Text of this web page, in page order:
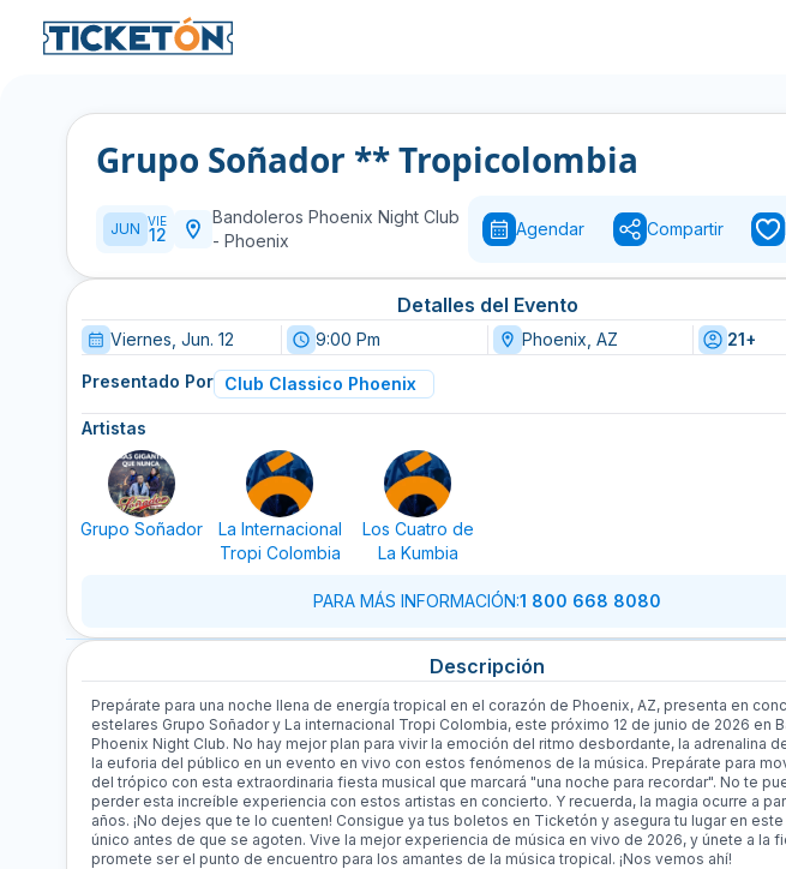
Grupo Soñador ** Tropicolombia
JUN VIE
12
Bandoleros Phoenix Night Club
- Phoenix
Agendar Compartir
Detalles del Evento
Viernes, Jun. 12 9:00 Pm Phoenix, AZ 21+
Presentado Por Club Classico Phoenix
Artistas
Grupo Soñador
La Internacional
Tropi Colombia
Los Cuatro de
La Kumbia
PARA MÁS INFORMACIÓN:1 800 668 8080
Descripción
Prepárate para una noche llena de energía tropical en el corazón de Phoenix, AZ, presenta en
estelares Grupo Soñador y La internacional Tropi Colombia, este próximo 12 de junio de 2026 en
Phoenix Night Club. No hay mejor plan para vivir la emoción del ritmo desbordante, la adrenalina
la euforia del público en un evento en vivo con estos fenómenos de la música. Prepárate para
del trópico con esta extraordinaria fiesta musical que marcará "una noche para recordar". No te
perder esta increíble experiencia con estos artistas en concierto. Y recuerda, la magia ocurre a
años. ¡No dejes que te lo cuenten! Consigue ya tus boletos en Ticketón y asegura tu lugar en
único antes de que se agoten. Vive la mejor experiencia de música en vivo de 2026, y únete a la
promete ser el punto de encuentro para los amantes de la música tropical. ¡Nos vemos ahí!